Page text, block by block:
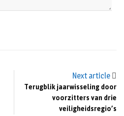
Next article
Terugblik jaarwisseling door
voorzitters van drie
veiligheidsregio’s